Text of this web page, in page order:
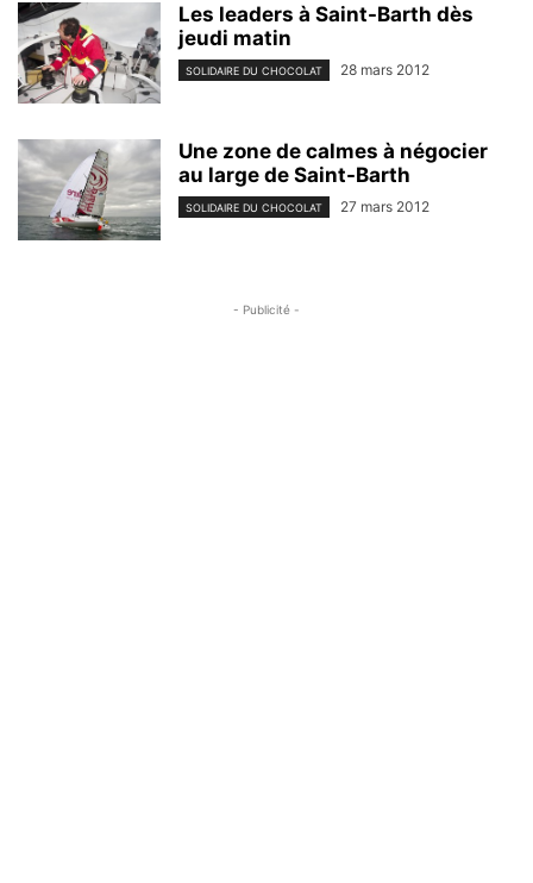
Les leaders à Saint-Barth dès
jeudi matin
SOLIDAIRE DU CHOCOLAT 28 mars 2012
Une zone de calmes à négocier
au large de Saint-Barth
SOLIDAIRE DU CHOCOLAT 27 mars 2012
- Publicité -